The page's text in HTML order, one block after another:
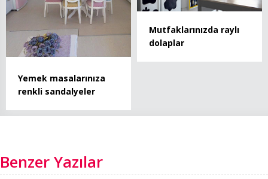
Yemek masalarınıza
renkli sandalyeler
Mutfaklarınızda raylı
dolaplar
Benzer Yazılar